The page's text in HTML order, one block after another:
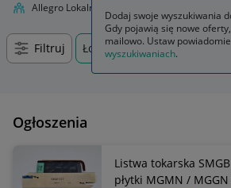
Allegro Lokalnie
Filtruj Łomża, Podlaskie, +0 km
Ogłoszenia
Listwa tokarska
płytki MGMN /
Dodaj swoje wyszukiwania
Gdy pojawią się nowe
mailowo. Ustaw
wyszukiwaniach.